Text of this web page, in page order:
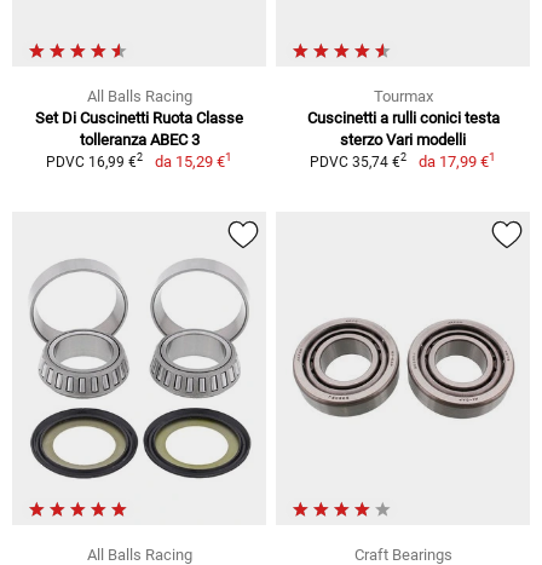
All Balls Racing
Set Di Cuscinetti Ruota Classe
tolleranza ABEC 3
PDVC 16,99 €2 da 15,29 €1
Tourmax
Cuscinetti a rulli conici testa
sterzo Vari modelli
PDVC 35,74 €2 da 17,99 €1
All Balls Racing
Craft Bearings